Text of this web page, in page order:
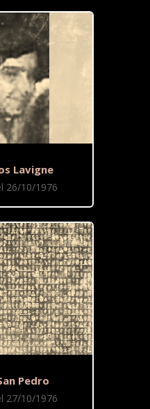
Lavigne
26/10/1976
Pedro
27/10/1976